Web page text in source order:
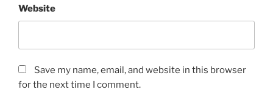
Website
Save my name, email, and website in this browser
for the next time I comment.